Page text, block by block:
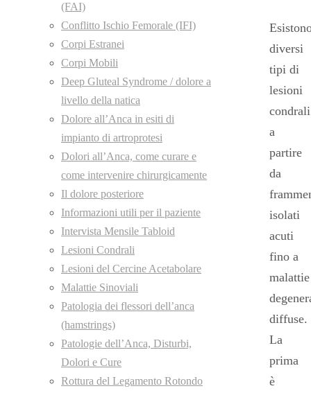
diversi
tipi di
lesioni
condrali
a
partire
da
isolati
acuti
fino a
malattie
diffuse.
La
prima
è
(FAI)
Conflitto Ischio Femorale (IFI)
Corpi Estranei
Corpi Mobili
Deep Gluteal Syndrome / dolore a
livello della natica
Dolore all’Anca in esiti di
impianto di artroprotesi
Dolori all’Anca, come curare e
come intervenire chirurgicamente
Il dolore posteriore
Informazioni utili per il paziente
Intervista Mensile Tabloid
Lesioni Condrali
Lesioni del Cercine Acetabolare
Malattie Sinoviali
Patologia dei flessori dell’anca
(hamstrings)
Patologie dell’Anca, Disturbi,
Dolori e Cure
Rottura del Legamento Rotondo